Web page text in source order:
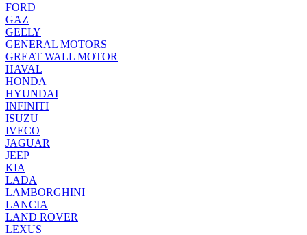
FORD
GAZ
GEELY
GENERAL MOTORS
GREAT WALL MOTOR
HAVAL
HONDA
HYUNDAI
INFINITI
ISUZU
IVECO
JAGUAR
JEEP
KIA
LADA
LAMBORGHINI
LANCIA
LAND ROVER
LEXUS